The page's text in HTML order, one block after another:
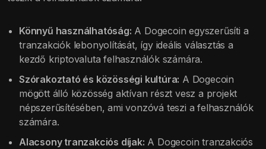
Könnyű használhatóság: A Dogecoin egyszerűsíti a
tranzakciók lebonyolítását, így ideális választás a
kezdő kriptovaluta felhasználók számára.
Szórakoztató és közösségi kultúra: A Dogecoin
mögött álló közösség aktívan részt vesz a projekt
népszerűsítésében, ami vonzóvá teszi a felhasználók
számára.
Alacsony tranzakciós díjak: A Dogecoin tranzakciós